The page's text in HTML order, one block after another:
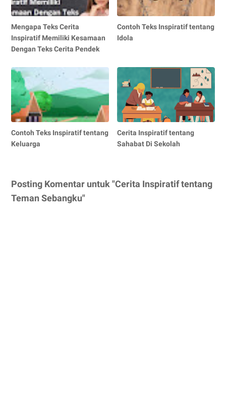
Mengapa Teks Cerita
Inspiratif Memiliki Kesamaan
Dengan Teks Cerita Pendek
Contoh Teks Inspiratif tentang
Idola
Contoh Teks Inspiratif tentang
Keluarga
Cerita Inspiratif tentang
Sahabat Di Sekolah
Posting Komentar untuk "Cerita Inspiratif tentang
Teman Sebangku"